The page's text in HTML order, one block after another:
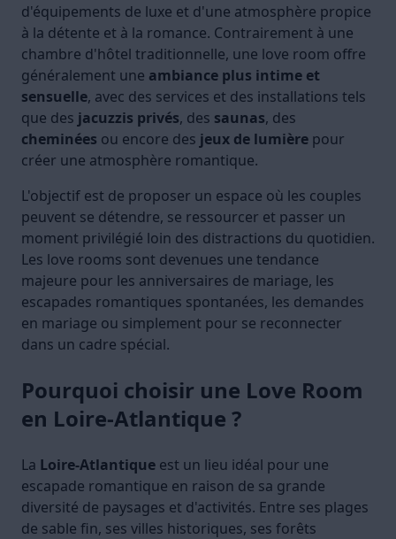
d'équipements de luxe et d'une atmosphère propice
à la détente et à la romance. Contrairement à une
chambre d'hôtel traditionnelle, une love room offre
généralement une ambiance plus intime et
sensuelle, avec des services et des installations tels
que des jacuzzis privés, des saunas, des
cheminées ou encore des jeux de lumière pour
créer une atmosphère romantique.
L'objectif est de proposer un espace où les couples
peuvent se détendre, se ressourcer et passer un
moment privilégié loin des distractions du quotidien.
Les love rooms sont devenues une tendance
majeure pour les anniversaires de mariage, les
escapades romantiques spontanées, les demandes
en mariage ou simplement pour se reconnecter
dans un cadre spécial.
Pourquoi choisir une Love Room
en Loire-Atlantique ?
La Loire-Atlantique est un lieu idéal pour une
escapade romantique en raison de sa grande
diversité de paysages et d'activités. Entre ses plages
de sable fin, ses villes historiques, ses forêts